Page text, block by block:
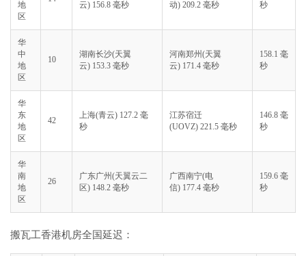
地
区
云) 156.8 毫秒 动) 209.2 毫秒 秒
华
中
地
区
10
湖南长沙(天翼
云) 153.3 毫秒
河南郑州(天翼
云) 171.4 毫秒
158.1 毫
秒
华
东
地
区
42
上海(青云) 127.2 毫
秒
江苏宿迁
(UOVZ) 221.5 毫秒
146.8 毫
秒
华
南
地
区
26
广东广州(天翼云二
区) 148.2 毫秒
广西南宁(电
信) 177.4 毫秒
159.6 毫
秒
搬瓦工香港机房全国延迟：